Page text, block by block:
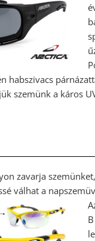
habszivacs
szemünk a káros
zavarja
válhat a